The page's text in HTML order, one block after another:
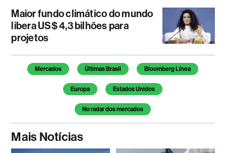
Maior fundo climático do mundo
libera US$ 4,3 bilhões para
projetos
Temas deste artigo
Mercados Últimas Brasil Bloomberg Línea
Europa Estados Unidos
No radar dos mercados
Mais Notícias